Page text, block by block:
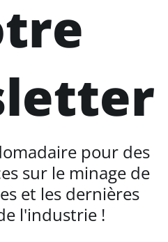
pour des
sur le minage de
et les dernières
l'industrie !